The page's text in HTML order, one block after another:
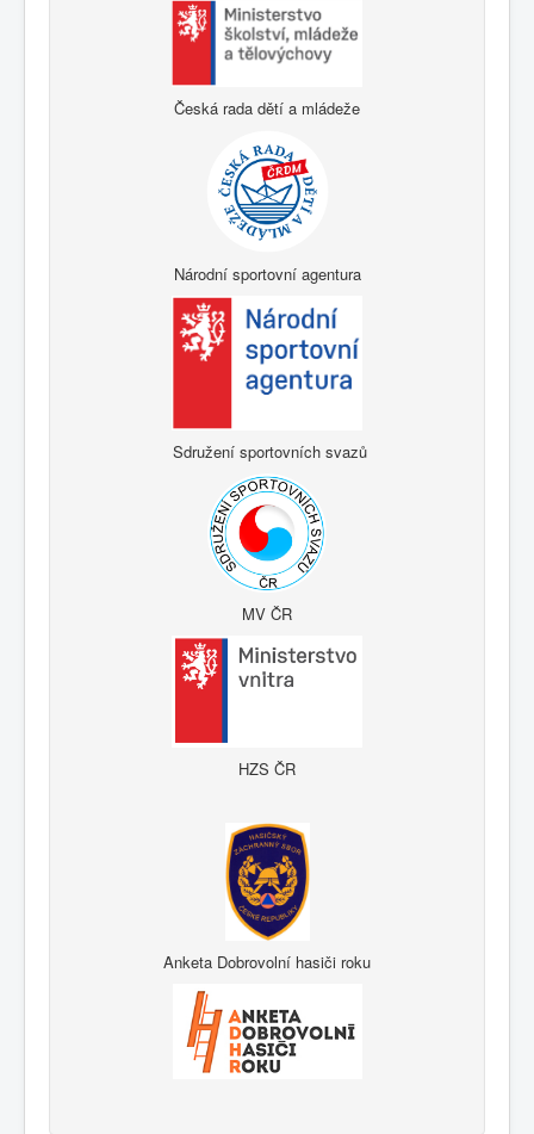
Česká rada dětí a mládeže
Národní sportovní agentura
Sdružení sportovních svazů
MV ČR
HZS ČR
Anketa Dobrovolní hasiči roku